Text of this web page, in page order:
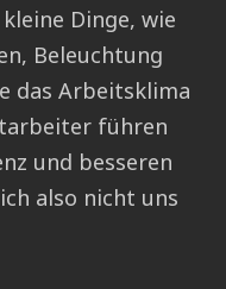
Dinge, wie
Beleuchtung
das Arbeitsklima
führen
und besseren
also nicht uns